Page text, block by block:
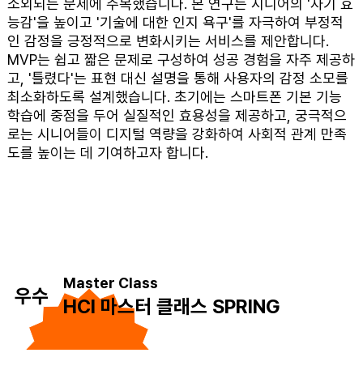
소외되는 문제에 주목했습니다. 본 연구는 시니어의 '자기 효
능감'을 높이고 '기술에 대한 인지 욕구'를 자극하여 부정적
인 감정을 긍정적으로 변화시키는 서비스를 제안합니다.
MVP는 쉽고 짧은 문제로 구성하여 성공 경험을 자주 제공하
고, '틀렸다'는 표현 대신 설명을 통해 사용자의 감정 소모를
최소화하도록 설계했습니다. 초기에는 스마트폰 기본 기능
학습에 중점을 두어 실질적인 효용성을 제공하고, 궁극적으
로는 시니어들이 디지털 역량을 강화하여 사회적 관계 만족
도를 높이는 데 기여하고자 합니다.
우수
Master Class
HCI 마스터 클래스 SPRING